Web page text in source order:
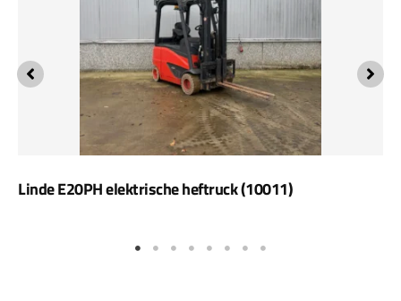
Linde E20PH elektrische heftruck (10011)